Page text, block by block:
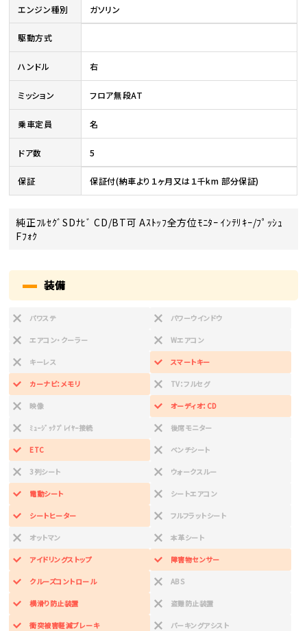
エンジン種別 ガソリン
駆動方式
ハンドル 右
ミッション フロア無段AT
乗車定員 名
ドア数 5
保証 保証付(納車より１ヶ月又は１千km 部分保証)
純正ﾌﾙｾｸﾞSDﾅﾋﾞ CD/BT可 Aｽﾄｯﾌ全方位ﾓﾆﾀｰ ｲﾝﾃﾘｷｰ/ﾌﾟｯｼｭ
Fﾌｫｸ
装備
パワステ パワーウインドウ
エアコン・クーラー Wエアコン
キーレス スマートキー
カーナビ：メモリ TV：フルセグ
映像 オーディオ：CD
ﾐｭｰｼﾞｯｸﾌﾟﾚｲﾔｰ接続 後席モニター
ETC ベンチシート
3列シート ウォークスルー
電動シート シートエアコン
シートヒーター フルフラットシート
オットマン 本革シート
アイドリングストップ 障害物センサー
クルーズコントロール ABS
横滑り防止装置 盗難防止装置
衝突被害軽減ブレーキ パーキングアシスト